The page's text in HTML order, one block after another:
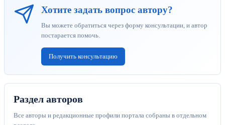
Хотите задать вопрос автору?
Вы можете обратиться через форму консультации, и автор
постарается помочь.
Получить консультацию
Раздел авторов
Все авторы и редакционные профили портала собраны в отдельном